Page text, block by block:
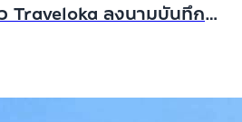
Traveloka ลงนามบันทึก
ดนักท่องเที่ยวอินโดนีเซีย
ดับประเทศไทยสู่จุดหมาย
ชั้นนำของอาเซียน